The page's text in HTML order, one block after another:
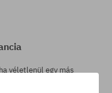
véletlenül egy más